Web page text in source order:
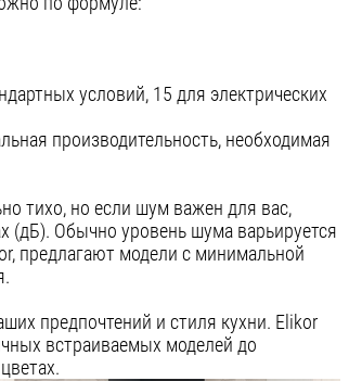
условий, 15 для электрических
производительность, необходимая
тихо, но если шум важен для вас,
(дБ). Обычно уровень шума варьируется
предлагают модели с минимальной
предпочтений и стиля кухни. Elikor
встраиваемых моделей до